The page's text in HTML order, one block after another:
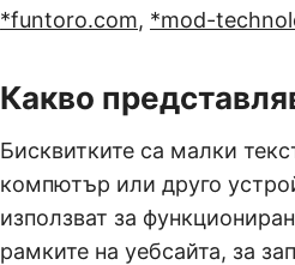
*funtoro.com, *mod-
Какво
Бисквитките са малки
компютър или друго
използват за
рамките на уебсайта, за